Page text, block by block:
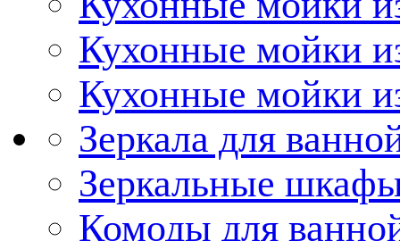
Кухонные мойки
Кухонные мойки
Зеркала для
Зеркальные
Комоды для